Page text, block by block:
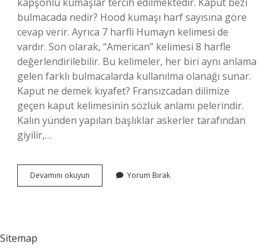
bulmacada nedir? Hood kumaşı harf sayısına göre
cevap verir. Ayrıca 7 harfli Humayn kelimesi de
vardır. Son olarak, “American” kelimesi 8 harfle
değerlendirilebilir. Bu kelimeler, her biri aynı anlama
gelen farklı bulmacalarda kullanılma olanağı sunar.
Kaput ne demek kıyafet? Fransızcadan dilimize
geçen kaput kelimesinin sözlük anlamı pelerindir.
Kalın yünden yapılan başlıklar askerler tarafından
giyilir,…
Devamını okuyun
Bezi
Yorum Bırak
Sitemap